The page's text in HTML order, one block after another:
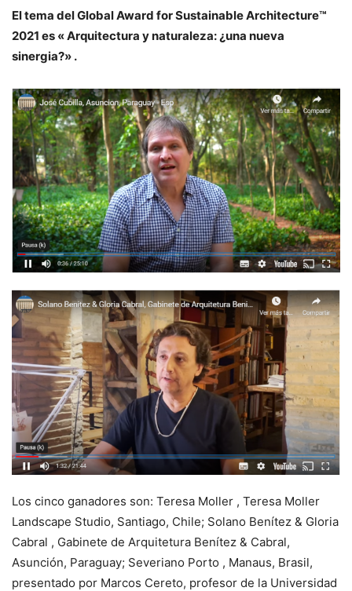
El tema del Global Award for Sustainable Architecture™
2021 es « Arquitectura y naturaleza: ¿una nueva
sinergia?» .
Los cinco ganadores son: Teresa Moller , Teresa Moller
Landscape Studio, Santiago, Chile; Solano Benítez & Gloria
Cabral , Gabinete de Arquitetura Benítez & Cabral,
Asunción, Paraguay; Severiano Porto , Manaus, Brasil,
presentado por Marcos Cereto, profesor de la Universidad